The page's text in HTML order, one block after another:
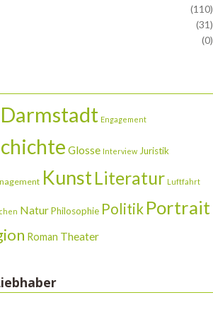
(110)
(31)
(0)
Darmstadt Engagement
Glosse Interview Juristik
KunstLiteratur Luftfahrt
NaturPhilosophie Politik Portrait
Roman Theater